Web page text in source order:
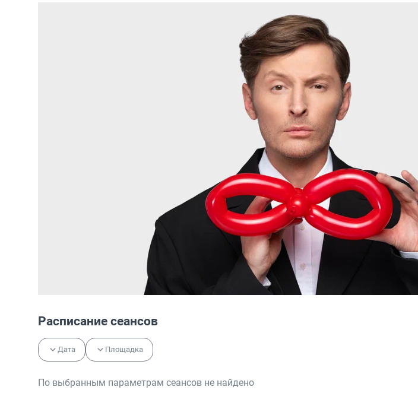
Расписание сеансов
Дата Площадка
По выбранным параметрам сеансов не найдено